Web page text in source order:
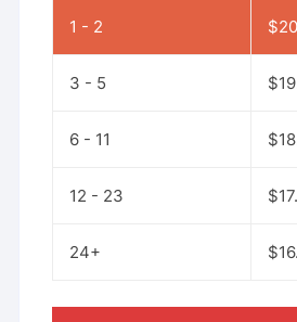
1 - 2 $
3 - 5 $
6 - 11 $
12 - 23 $
24+ $